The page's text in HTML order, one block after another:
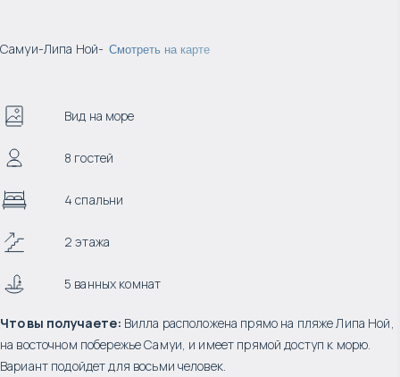
Самуи-Липа Ной- Смотреть на карте
Вид на море
8 гостей
4 спальни
2 этажа
5 ванных комнат
Что вы получаете: Вилла расположена прямо на пляже Липа Ной,
на восточном побережье Самуи, и имеет прямой доступ к морю.
Вариант подойдет для восьми человек.